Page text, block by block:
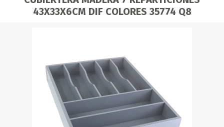
LISTA DE DESEOS
43X33X6CM DIF COLORES 35774 Q8